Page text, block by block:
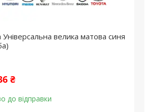
Універсальна велика матова синя
₴
до відправки